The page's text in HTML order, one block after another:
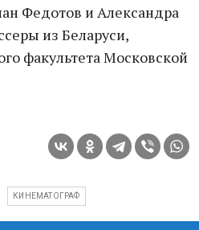
Федотов и Александра
из Беларуси,
факультета Московской
КИНЕМАТОГРАФ